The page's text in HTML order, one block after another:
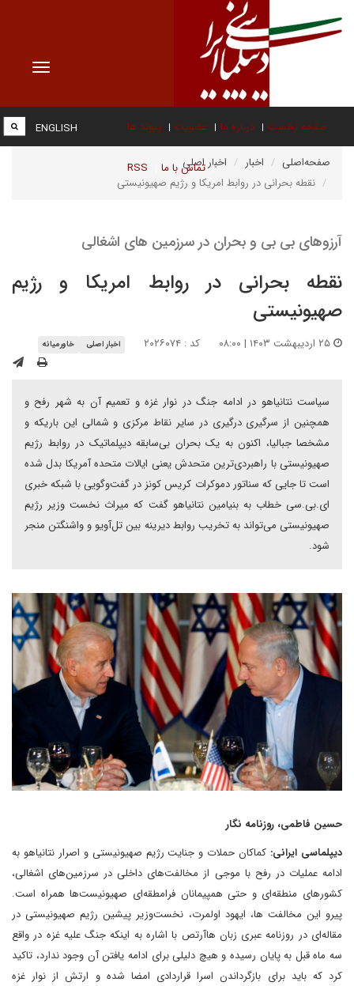
Toggle
صفحه نخست درباره ما عضویت پیوند ها
تماس با ما RSS
ENGLISH
صفحه‌اصلی اخبار
اخبار اصلی
نقطه بحرانی در روابط امریکا و رژیم صهیونیستی
آرزوهای بی بی و بحران در سرزمین های اشغالی
نقطه بحرانی در روابط امریکا و رژیم
صهیونیستی
کد : ۲۰۲۶۰۷۴ اخبار اصلی خاورمیانه
سیاست نتانیاهو در ادامه جنگ در نوار غزه و تعمیم آن به شهر رفح و
همچنین از سرگیری درگیری در سایر نقاط مرکزی و شمالی این باریکه و
مشخصا جبالیا، اکنون به یک بحران بی‌سابقه دیپلماتیک در روابط رژیم
صهیونیستی با راهبردی‌ترین متحدش یعنی ایالات متحده آمریکا بدل شده
است تا جایی که سناتور دموکرات کریس کونز در گفت‌وگویی با شبکه خبری
ای.بی.سی خطاب به بنیامین نتانیاهو گفت که میراث نخست وزیر رژیم
صهیونیستی می‌تواند به تخریب روابط دیرینه بین تل‌آویو و واشنگتن منجر
شود.
حسین فاطمی، روزنامه نگار
دیپلماسی ایرانی: کماکان حملات و جنایت رژیم صهیونیستی و اصرار نتانیاهو به
ادامه عملیات در رفح با موجی از مخالفت‌های داخلی در سرزمین‌های اشغالی،
کشورهای منطقه‌ای و حتی همپیمانان فرامطقه‌ای صهیونیست‌ها همراه است.
پیرو این مخالفت ها، ایهود اولمرت، نخست‌وزیر پیشین رژیم صهیونیستی در
مقاله‌ای در روزنامه عبری زبان هاآرتص با اشاره به اینکه جنگ علیه غزه در واقع
سه ماه قبل به پایان رسیده و هیچ دلیلی برای ادامه یافتن آن وجود ندارد، تاکید
کرد که باید برای بازگرداندن اسرا قراردادی امضا شده و ارتش از نوار غزه